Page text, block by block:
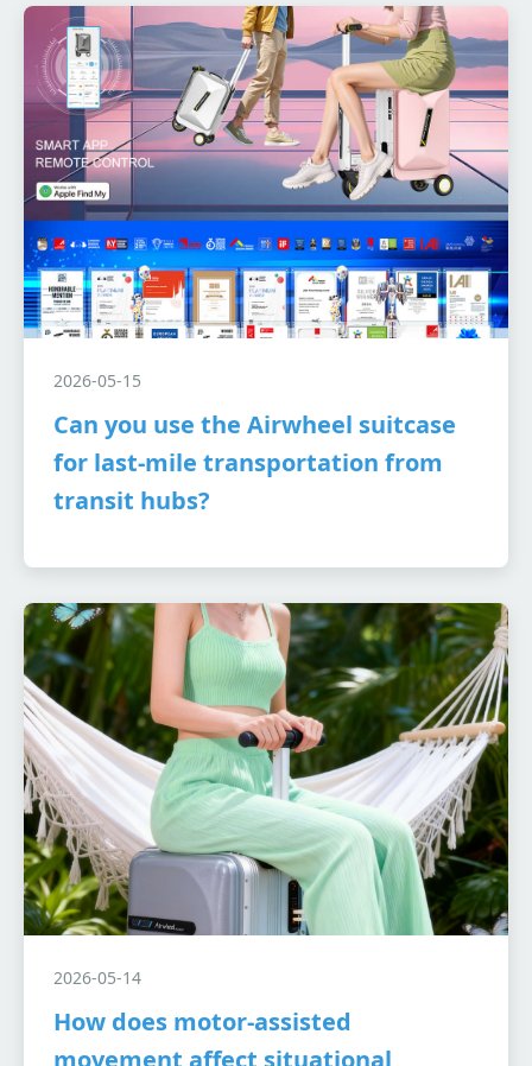
2026-05-15
Can you use the Airwheel suitcase
for last-mile transportation from
transit hubs?
2026-05-14
How does motor-assisted
movement affect situational